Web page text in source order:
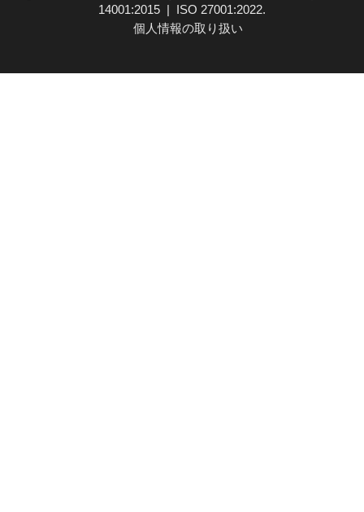
14001:2015 | ISO 27001:2022.
個人情報の取り扱い